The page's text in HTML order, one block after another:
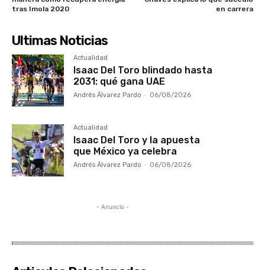
tras Imola 2020
en carrera
Ultimas Noticias
Actualidad
Isaac Del Toro blindado hasta
2031: qué gana UAE
Andrés Álvarez Pardo - 06/08/2026
Actualidad
Isaac Del Toro y la apuesta
que México ya celebra
Andrés Álvarez Pardo - 06/08/2026
- Anuncio -